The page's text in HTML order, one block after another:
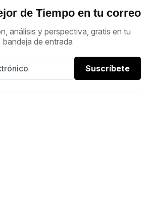
de Tiempo en tu correo
análisis y perspectiva, gratis en tu
bandeja de entrada
Suscríbete